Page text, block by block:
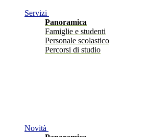
Servizi
Panoramica
Famiglie e studenti
Personale scolastico
Percorsi di studio
Novità